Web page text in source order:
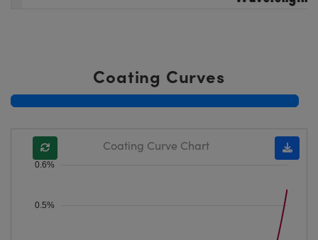
Coating Curves
0.5%
0.6%
Coating Curve Chart